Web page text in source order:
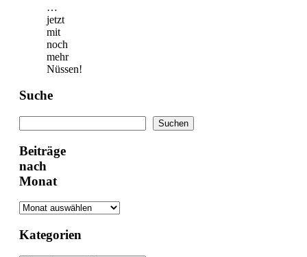
…
jetzt
mit
noch
mehr
Nüssen!
Suche
Suchen
Beiträge
nach
Monat
Kategorien